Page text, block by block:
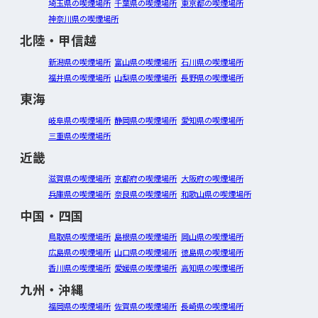
埼玉県の喫煙場所 千葉県の喫煙場所 東京都の喫煙場所
神奈川県の喫煙場所
北陸・甲信越
新潟県の喫煙場所 富山県の喫煙場所 石川県の喫煙場所
福井県の喫煙場所 山梨県の喫煙場所 長野県の喫煙場所
東海
岐阜県の喫煙場所 静岡県の喫煙場所 愛知県の喫煙場所
三重県の喫煙場所
近畿
滋賀県の喫煙場所 京都府の喫煙場所 大阪府の喫煙場所
兵庫県の喫煙場所 奈良県の喫煙場所 和歌山県の喫煙場所
中国・四国
鳥取県の喫煙場所 島根県の喫煙場所 岡山県の喫煙場所
広島県の喫煙場所 山口県の喫煙場所 徳島県の喫煙場所
香川県の喫煙場所 愛媛県の喫煙場所 高知県の喫煙場所
九州・沖縄
福岡県の喫煙場所 佐賀県の喫煙場所 長崎県の喫煙場所